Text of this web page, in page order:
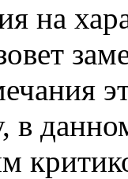
на
в